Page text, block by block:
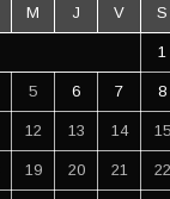
M J V S
1
5 6 7 8
12 13 14 15
19 20 21 22